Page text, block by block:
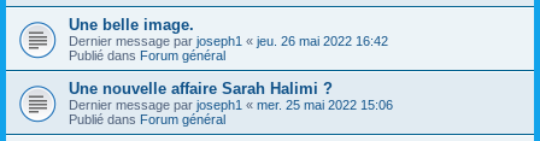
Une belle image.
Dernier message par joseph1 « jeu. 26 mai 2022 16:42
Publié dans Forum général
Une nouvelle affaire Sarah Halimi ?
Dernier message par joseph1 « mer. 25 mai 2022 15:06
Publié dans Forum général